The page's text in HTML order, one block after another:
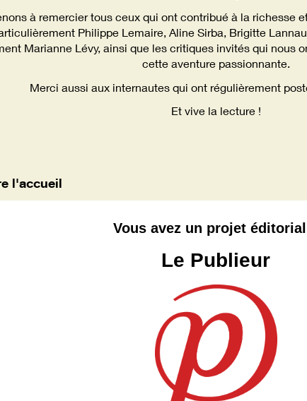
à remercier tous ceux qui ont contribué à la richesse
Philippe Lemaire, Aline Sirba, Brigitte
Marianne Lévy, ainsi que les critiques invités qui nous
cette aventure passionnante.
Merci aussi aux internautes qui ont régulièrement
Et vive la lecture !
l'accueil
Vous avez un projet
Le Publieur